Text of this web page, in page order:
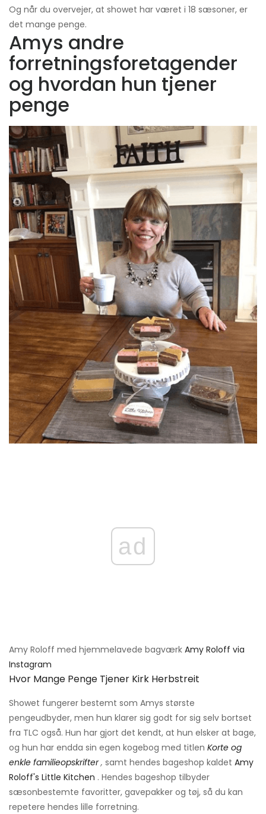
Og når du overvejer, at showet har været i 18 sæsoner, er
det mange penge.
Amys andre
forretningsforetagender
og hvordan hun tjener
penge
ad
Amy Roloff med hjemmelavede bagværk Amy Roloff via
Instagram
Hvor Mange Penge Tjener Kirk Herbstreit
Showet fungerer bestemt som Amys største
pengeudbyder, men hun klarer sig godt for sig selv bortset
fra TLC også. Hun har gjort det kendt, at hun elsker at bage,
og hun har endda sin egen kogebog med titlen Korte og
enkle familieopskrifter, samt hendes bageshop kaldet Amy
Roloff's Little Kitchen . Hendes bageshop tilbyder
sæsonbestemte favoritter, gavepakker og tøj, så du kan
repetere hendes lille forretning.